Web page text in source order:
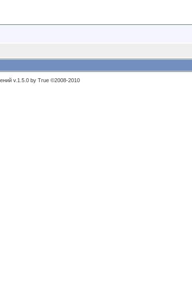
v.1.5.0 by True ©2008-2010